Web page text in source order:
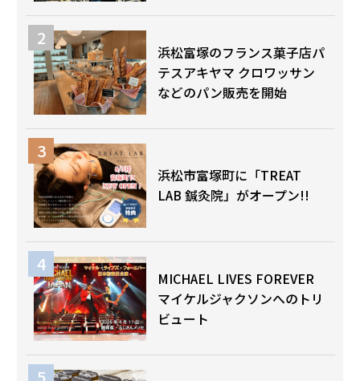
浜松富塚のフランス菓子店パ
テスアキヤマ クロワッサン
などのパン販売を開始
浜松市富塚町に「TREAT
LAB 鍼灸院」がオープン!!
MICHAEL LIVES FOREVER
マイケルジャクソンへのトリ
ビュート